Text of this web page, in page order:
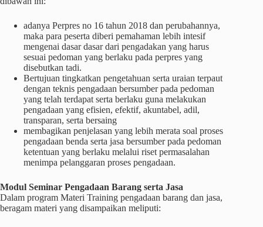
adanya Perpres no 16 tahun 2018 dan perubahannya,
maka para peserta diberi pemahaman lebih intesif
mengenai dasar dasar dari pengadakan yang harus
sesuai pedoman yang berlaku pada perpres yang
disebutkan tadi.
Bertujuan tingkatkan pengetahuan serta uraian terpaut
dengan teknis pengadaan bersumber pada pedoman
yang telah terdapat serta berlaku guna melakukan
pengadaan yang efisien, efektif, akuntabel, adil,
transparan, serta bersaing
membagikan penjelasan yang lebih merata soal proses
pengadaan benda serta jasa bersumber pada pedoman
ketentuan yang berlaku melalui riset permasalahan
menimpa pelanggaran proses pengadaan.
Modul Seminar Pengadaan Barang serta Jasa
Dalam program Materi Training pengadaan barang dan jasa,
beragam materi yang disampaikan meliputi: